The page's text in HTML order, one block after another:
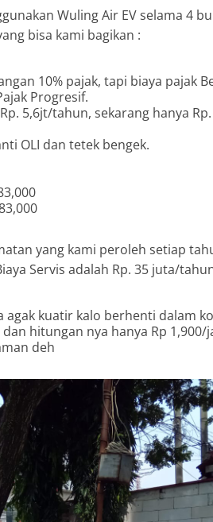
Wuling Air EV selama 4
bisa kami bagikan :
10% pajak, tapi biaya pajak
Progresif.
5,6jt/tahun, sekarang hanya
OLI dan tetek bengek.
yang kami peroleh setiap
Servis adalah Rp. 35 juta/
kuatir kalo berhenti dalam
hitungan nya hanya Rp 1,900/
deh